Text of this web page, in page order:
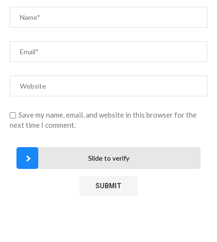
Save my name, email, and website in this browser for the
next time I comment.
Slide to verify